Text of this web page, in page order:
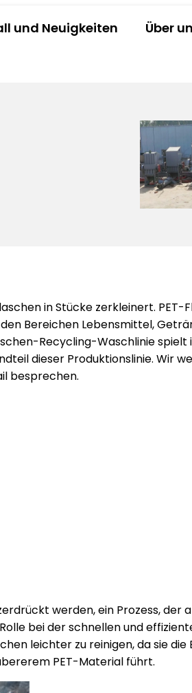
und Neuigkeiten Über
in Stücke zerkleinert. PET-
Bereichen Lebensmittel,
Recycling-Waschlinie spielt
dieser Produktionslinie. Wir
besprechen.
werden, ein Prozess, der
bei der schnellen und
leichter zu reinigen, da sie
PET-Material führt.